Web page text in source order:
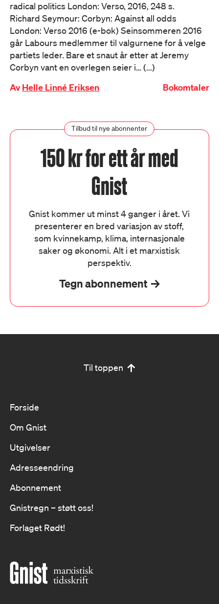
radical politics London: Verso, 2016, 248 s.
Richard Seymour: Corbyn: Against all odds
London: Verso 2016 (e-bok) Seinsommeren 2016
går Labours medlemmer til valgurnene for å velge
partiets leder. Bare et snaut år etter at Jeremy
Corbyn vant en overlegen seier i… (...)
AvHelle Linné Eriksen Bokomtaler
Tilbud til nye abonnenter
150 kr for ett år med
Gnist
Gnist kommer ut minst 4 ganger i året. Vi
presenterer en bred variasjon av stoff,
som kvinnekamp, klima, internasjonale
saker og økonomi. Alt i et marxistisk
perspektiv.
Tegn abonnement
Til toppen
Forside
Om Gnist
Utgivelser
Adresseendring
Abonnement
Gnistregn – støtt oss!
Forlaget Rødt!